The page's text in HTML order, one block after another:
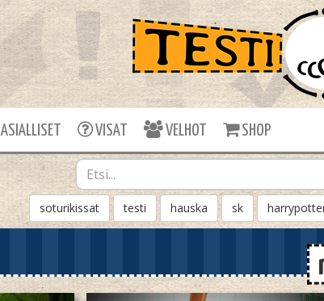
ASIALLISET VISAT VELHOT SHOP
soturikissat testi hauska sk